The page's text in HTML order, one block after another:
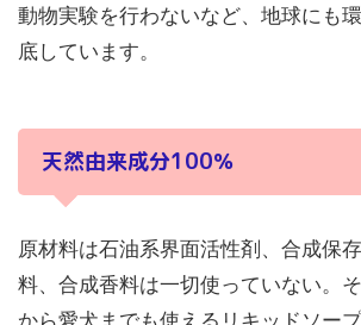
動物実験を行わないなど、地球にも
底しています。
天然由来成分100％
原材料は石油系界面活性剤、合成保
料、合成香料は一切使っていない。
から愛犬までも使えるリキッドソープ